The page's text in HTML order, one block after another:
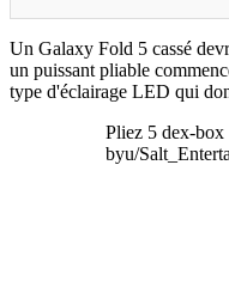
Un Galaxy Fold 5 cassé
un puissant pliable
type d'éclairage LED qui
Pliez 5 dex-box
byu/